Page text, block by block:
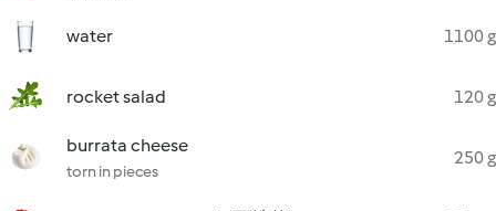
water 1100 g
rocket salad 120 g
burrata cheese
torn in pieces
250 g